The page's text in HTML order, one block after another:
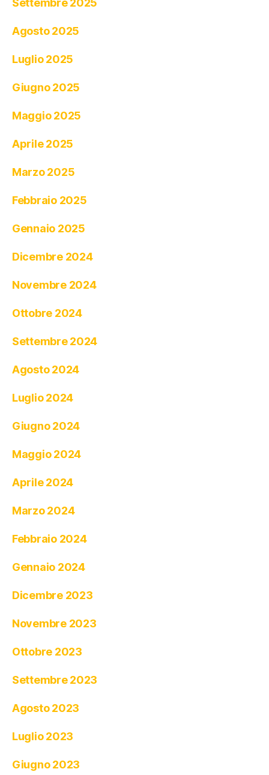
Settembre 2025
Agosto 2025
Luglio 2025
Giugno 2025
Maggio 2025
Aprile 2025
Marzo 2025
Febbraio 2025
Gennaio 2025
Dicembre 2024
Novembre 2024
Ottobre 2024
Settembre 2024
Agosto 2024
Luglio 2024
Giugno 2024
Maggio 2024
Aprile 2024
Marzo 2024
Febbraio 2024
Gennaio 2024
Dicembre 2023
Novembre 2023
Ottobre 2023
Settembre 2023
Agosto 2023
Luglio 2023
Giugno 2023